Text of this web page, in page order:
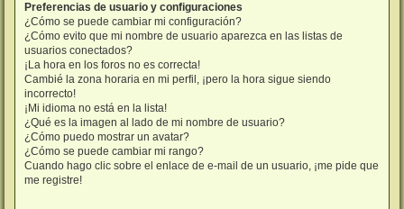
Preferencias de usuario y configuraciones
¿Cómo se puede cambiar mi configuración?
¿Cómo evito que mi nombre de usuario aparezca en las listas de
usuarios conectados?
¡La hora en los foros no es correcta!
Cambié la zona horaria en mi perfil, ¡pero la hora sigue siendo
incorrecto!
¡Mi idioma no está en la lista!
¿Qué es la imagen al lado de mi nombre de usuario?
¿Cómo puedo mostrar un avatar?
¿Cómo se puede cambiar mi rango?
Cuando hago clic sobre el enlace de e-mail de un usuario, ¡me pide que
me registre!